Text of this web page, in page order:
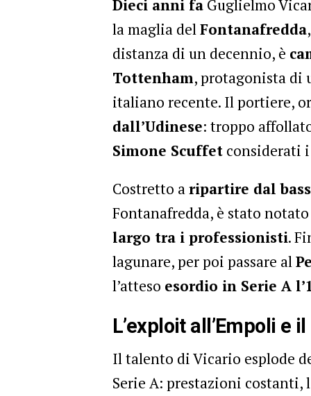
Dieci anni fa Guglielmo
la maglia delFontanafredda
distanza di un decennio, è
Tottenham, protagonista di
italiano recente. Il portiere,
dall’Udinese: troppo
Simone Scuffet considerati
Costretto aripartire dal
Fontanafredda, è stato
largo tra i professionisti.
lagunare, per poi passare al
l’atteso esordio in Serie A
L’exploit all’Empoli e
Il talento di Vicario esplode
Serie A: prestazioni costanti,